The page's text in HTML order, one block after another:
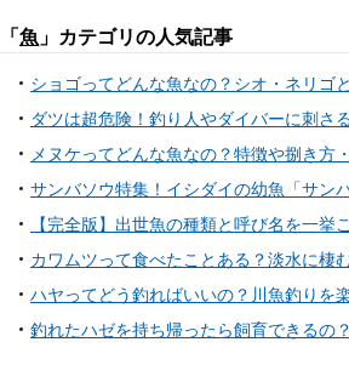
「 魚 」カテゴリの人気記事
釣れたハゼを持ち帰ったら飼育できるの